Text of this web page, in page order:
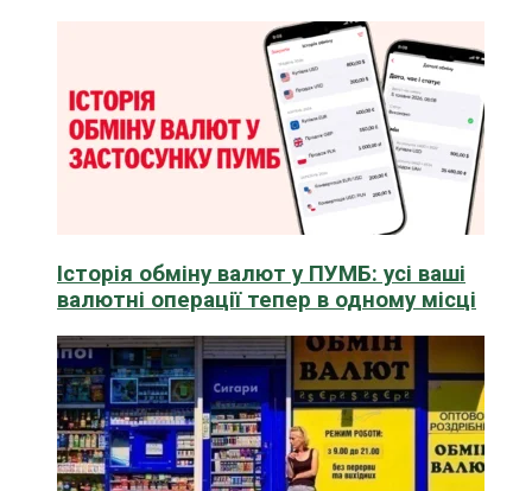
Історія обміну валют у ПУМБ: усі ваші
валютні операції тепер в одному місці